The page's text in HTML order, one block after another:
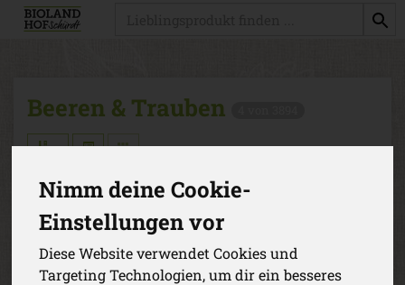
Nimm deine Cookie-
Einstellungen vor
Diese Website verwendet Cookies und
Targeting Technologien, um dir ein besseres
Beeren & Trauben
Hersteller Allergene